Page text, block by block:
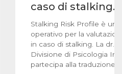
caso di stalking.
Stalking Risk Profile è un
operativo per la
in caso di stalking. La
Divisione di Psicologia
partecipa alla traduzione